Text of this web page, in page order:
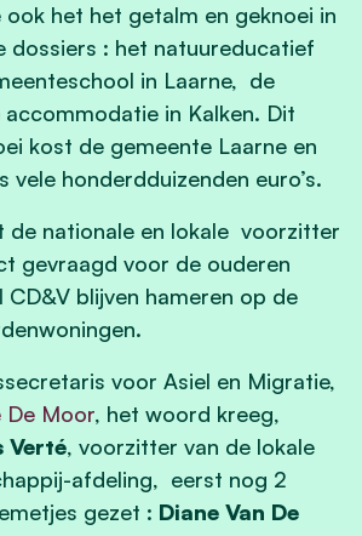
ook het het getalm en geknoei in
dossiers : het natuureducatief
in Laarne, de
in Kalken. Dit
kost de gemeente Laarne en
vele honderdduizenden euro’s.
de nationale en lokale voorzitter
gevraagd voor de ouderen
CD&V blijven hameren op de
voor Asiel en Migratie,
De Moor, het woord kreeg,
Verté, voorzitter van de lokale
afdeling, eerst nog 2
gezet : Diane Van De